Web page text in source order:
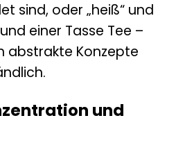
sind, oder „heiß“ und
einer Tasse Tee –
abstrakte Konzepte
und